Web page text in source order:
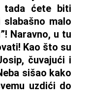
tada ćete biti
malo
Naravno, u tu
Kao što su
čuvajući i
sišao kako
uzdići do